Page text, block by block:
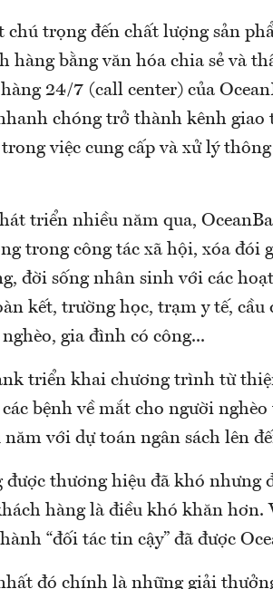
chú trọng đến chất lượng sản
hàng bằng văn hóa chia sẻ và
24/7 (call center) của
chóng trở thành kênh
việc cung cấp và xử lý
triển nhiều năm qua,
trong công tác xã hội, xóa đói
đời sống nhân sinh với các
kết, trường học, trạm y tế, cầu
gia đình có công...
triển khai chương trình từ
bệnh về mắt cho người
với dự toán ngân sách lên
được thương hiệu đã khó nhưng
hàng là điều khó khăn hơn.
“đối tác tin cậy” đã được
đó chính là những giải